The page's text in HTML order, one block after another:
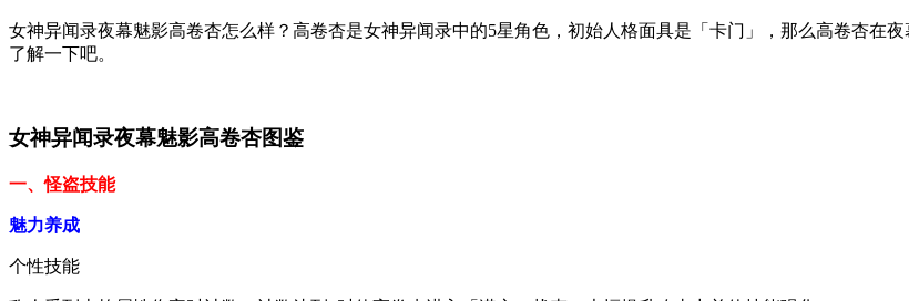
女神异闻录夜幕魅影高卷杏怎么样？高卷杏是女神异闻录中的5星角色，初始人格面具是「卡门」，那么高卷杏在
了解一下吧。
女神异闻录夜幕魅影高卷杏图鉴
一、怪盗技能
魅力养成
个性技能